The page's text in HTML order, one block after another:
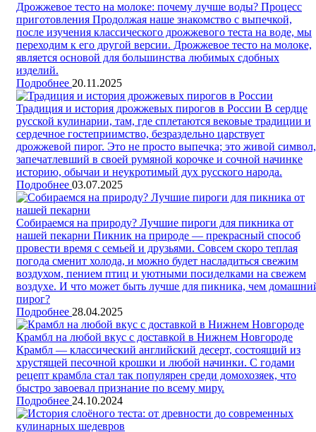
Дрожжевое тесто на молоке: почему лучше воды? Процесс
приготовления Продолжая наше знакомство с выпечкой,
после изучения классического дрожжевого теста на воде, мы
переходим к его другой версии. Дрожжевое тесто на молоке,
является основой для большинства любимых сдобных
изделий.
Подробнее 20.11.2025
Традиция и история дрожжевых пирогов в России В сердце
русской кулинарии, там, где сплетаются вековые традиции и
сердечное гостеприимство, безраздельно царствует
дрожжевой пирог. Это не просто выпечка; это живой символ,
запечатлевший в своей румяной корочке и сочной начинке
историю, обычаи и неукротимый дух русского народа.
Подробнее 03.07.2025
Собираемся на природу? Лучшие пироги для пикника от
нашей пекарни Пикник на природе — прекрасный способ
провести время с семьей и друзьями. Совсем скоро теплая
погода сменит холода, и можно будет насладиться свежим
воздухом, пением птиц и уютными посиделками на свежем
воздухе. И что может быть лучше для пикника, чем
пирог?
Подробнее 28.04.2025
Крамбл на любой вкус с доставкой в Нижнем Новгороде
Крамбл — классический английский десерт, состоящий из
хрустящей песочной крошки и любой начинки. С годами
рецепт крамбла стал так популярен среди домохозяек, что
быстро завоевал признание по всему миру.
Подробнее 24.10.2024